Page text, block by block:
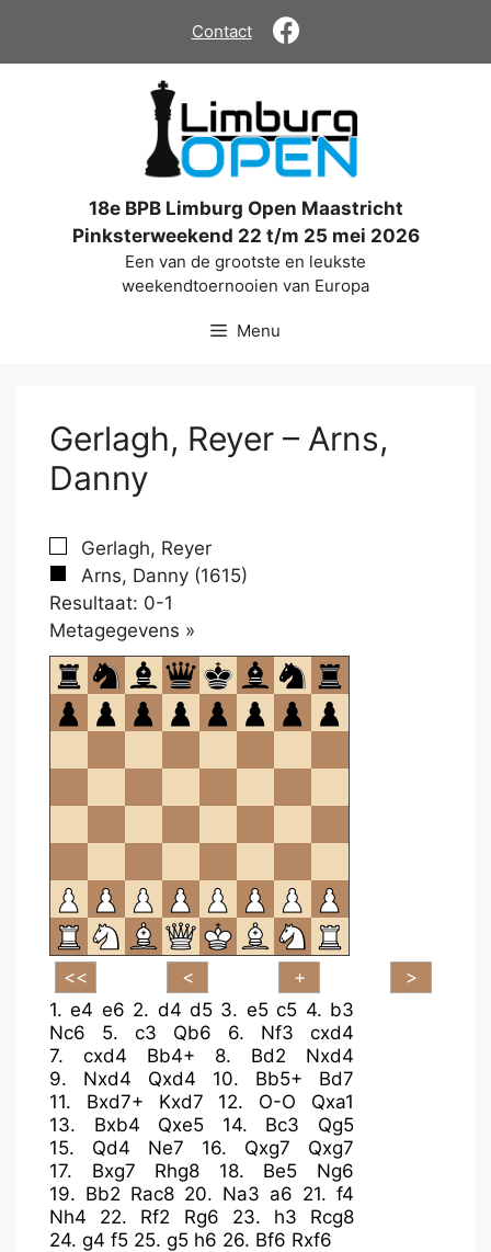
de
Contact
18e BPB Limburg Open Maastricht
Pinksterweekend 22 t/m 25 mei 2026
Een van de grootste en leukste
weekendtoernooien van Europa
Menu
Gerlagh, Reyer – Arns,
Danny
Gerlagh, Reyer
Arns, Danny (1615)
Resultaat: 0-1
Metagegevens »
om
te
openen.
1.e4 e6 2. d4 d5 3. e5 c5 4. b3
Nc6
5. c3 Qb6 6. Nf3
cxd4
7. cxd4 Bb4+ 8. Bd2
Nxd4
9. Nxd4 Qxd4 10. Bb5+
Bd7
11. Bxd7+ Kxd7 12. O-O
Qxa1
13. Bxb4 Qxe5 14. Bc3
Qg5
15. Qd4 Ne7 16. Qxg7
Qxg7
17. Bxg7 Rhg8 18. Be5
Ng6
19. Bb2 Rac8 20. Na3 a6 21. f4
Nh4
22. Rf2 Rg6 23. h3
Rcg8
24. g4 f5 25. g5 h6 26. Bf6 Rxf6